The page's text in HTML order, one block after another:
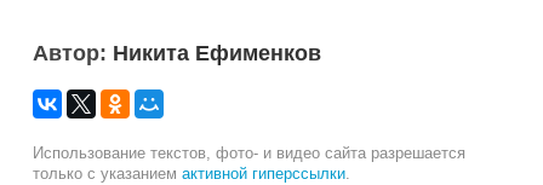
Автор: Никита Ефименков
Использование текстов, фото- и видео сайта разрешается
только с указанием активной гиперссылки.